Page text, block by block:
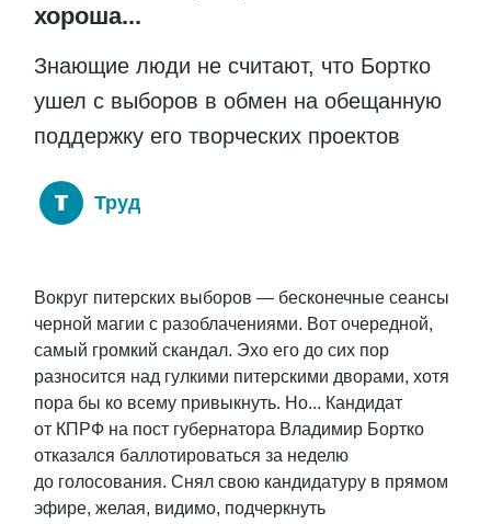
хороша...
Знающие люди не считают, что Бортко
ушел с выборов в обмен на обещанную
поддержку его творческих проектов
Труд
Вокруг питерских выборов — бесконечные сеансы
черной магии с разоблачениями. Вот очередной,
самый громкий скандал. Эхо его до сих пор
разносится над гулкими питерскими дворами, хотя
пора бы ко всему привыкнуть. Но... Кандидат
от КПРФ на пост губернатора Владимир Бортко
отказался баллотироваться за неделю
до голосования. Снял свою кандидатуру в прямом
эфире, желая, видимо, подчеркнуть